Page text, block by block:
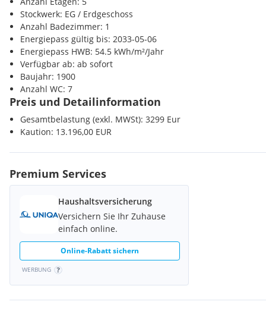
monatliche Miete: EUR 3.299,--
Schreibgebühr f. Mietvertrag: 420,-- Euro (inkl. 20% USt.).
Provision: 3 Brutto Monatsmieten
Infrastruktur
Fußläufig erreichen Sie Supermärkte wie BILLA, SPAR und BIPA.
oder Oberstufe, Kindergärten das Krankenhaus Wr. Neustadt
Verkehrsanbindung: Die Umgebung zeichnet sich durch eine
aus. Geschäfte des täglichen Bedarfs, Restaurants, Cafés und
befinden sich in fußläufiger Nähe. Die Anbindung an den
genießen können.
Energieausweis: Der Heizwärmebedarf 54,50 kWh/m2a
Bank <500m
Post <1000m
Polizei <500m
Stockwerk: EG / Erdgeschoss
Anzahl Badezimmer: 1
Energiepass gültig bis: 2033-05-06
Energiepass HWB: 54.5 kWh/m²/Jahr
Verfügbar ab: ab sofort
Baujahr: 1900
Anzahl WC: 7
Preis und Detailinformation
Gesamtbelastung (exkl. MWSt): 3299 Eur
Kaution: 13.196,00 EUR
Premium Services
Haushaltsversicherung
Versichern Sie Ihr Zuhause
einfach online.
Online-Rabatt sichern
WERBUNG